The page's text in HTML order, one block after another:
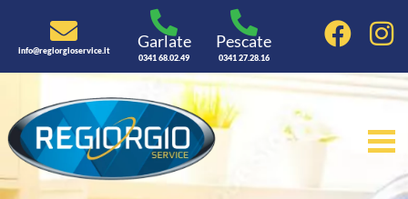
info@regiorgioservice.it Garlate
0341 68.02.49
Pescate
0341 27.28.16